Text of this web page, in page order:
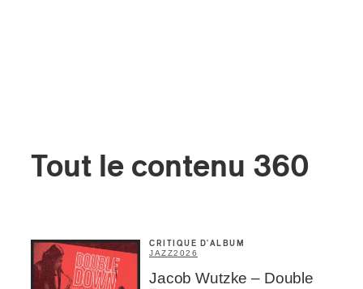
Tout le contenu 360
CRITIQUE D'ALBUM
JAZZ2026
Jacob Wutzke – Double